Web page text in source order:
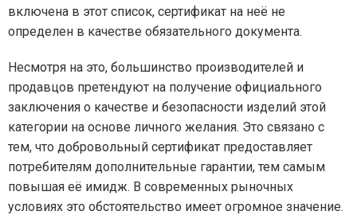
включена в этот список, сертификат на неё не
определен в качестве обязательного документа.
Несмотря на это, большинство производителей и
продавцов претендуют на получение официального
заключения о качестве и безопасности изделий этой
категории на основе личного желания. Это связано с
тем, что добровольный сертификат предоставляет
потребителям дополнительные гарантии, тем самым
повышая её имидж. В современных рыночных
условиях это обстоятельство имеет огромное значение.